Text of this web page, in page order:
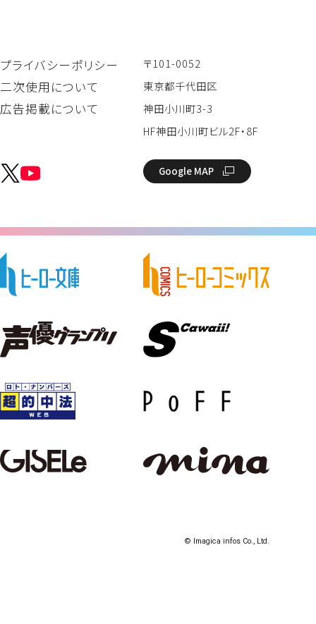
プライバシーポリシー
二次使用について
広告掲載について
〒101-0052
東京都千代田区
神田小川町3-3
HF神田小川町ビル2F・8F
Google MAP
© Imagica infos Co., Ltd.